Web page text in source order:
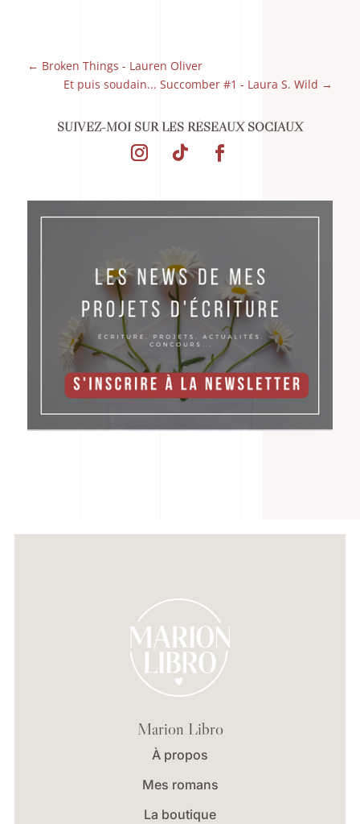
← Broken Things - Lauren Oliver
Et puis soudain... Succomber #1 - Laura S. Wild →
SUIVEZ-MOI SUR LES RÉSEAUX SOCIAUX
Marion Libro
À propos
Mes romans
La boutique